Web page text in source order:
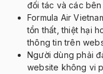
đối tác và các bên
Formula Air
tổn thất, thiệt hại
thông tin trên
Người dùng phảiđ
website không vi